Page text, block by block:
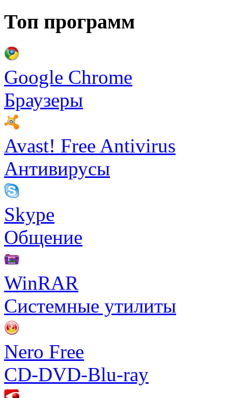
Топ программ
Google Chrome
Браузеры
Avast! Free Antivirus
Антивирусы
Skype
Общение
WinRAR
Системные утилиты
Nero Free
CD-DVD-Blu-ray